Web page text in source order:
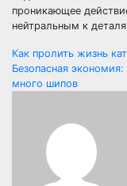
проникающее
нейтральным к
по
записям
Как пролить жизнь
Безопасная
много шипов